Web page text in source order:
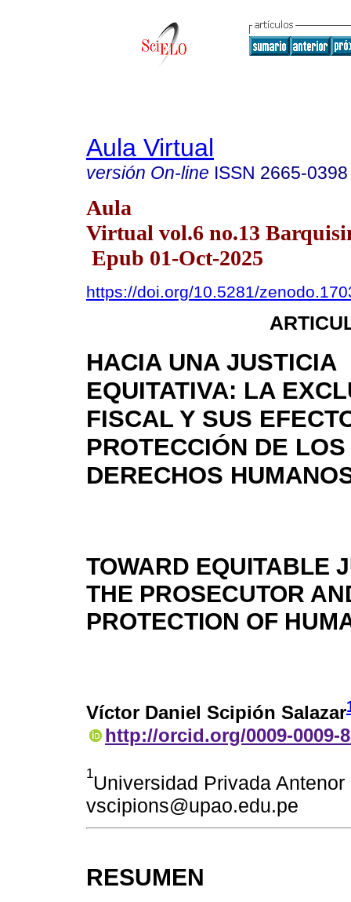
Aula Virtual
versión On-line ISSN 2665-0398
Aula
Virtual vol.6 no.13
Epub 01-Oct-2025
https://doi.org/10.5281/
HACIA UNA JUSTICIA
EQUITATIVA: LA
FISCAL Y SUS
PROTECCIÓN DE LOS
DERECHOS
TOWARD EQUITABLE
THE PROSECUTOR
PROTECTION OF
Víctor Daniel Scipión Salazar
http://orcid.org/0009-0009-
1Universidad Privada
vscipions@upao.edu.pe
RESUMEN